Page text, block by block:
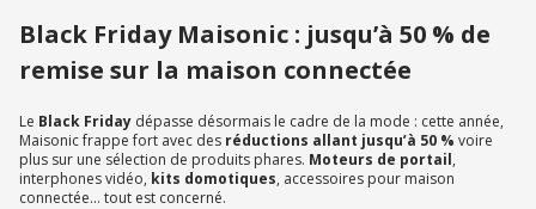
Black Friday Maisonic : jusqu’à 50 % de
remise sur la maison connectée
Le Black Friday dépasse désormais le cadre de la mode : cette année,
Maisonic frappe fort avec des réductions allant jusqu’à 50 % voire
plus sur une sélection de produits phares. Moteurs de portail,
interphones vidéo, kits domotiques, accessoires pour maison
connectée… tout est concerné.